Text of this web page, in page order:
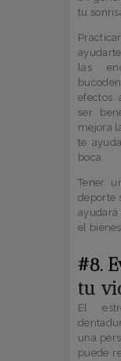
tu
las
efectos
ser
mejora
te
boca.
Tener
deporte
el
#8.
tu
El
una
puede